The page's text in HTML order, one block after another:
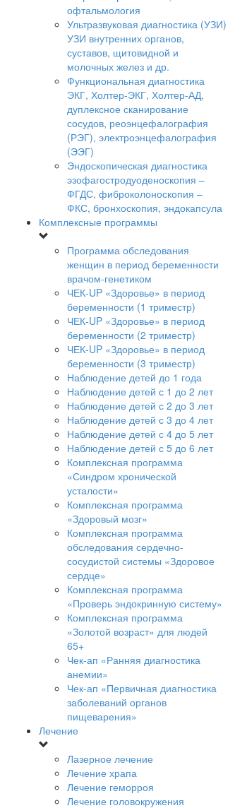
офтальмология
Ультразвуковая диагностика (УЗИ)
УЗИ внутренних органов,
суставов, щитовидной и
молочных желез и др.
Функциональная диагностика
ЭКГ, Холтер-ЭКГ, Холтер-АД,
дуплексное сканирование
сосудов, реоэнцефалография
(РЭГ), электроэнцефалография
(ЭЭГ)
Эндоскопическая диагностика
эзофагостродуоденоскопия –
ФГДС, фиброколоноскопия –
ФКС, бронхоскопия, эндокапсула
Комплексные программы
Программа обследования
женщин в период беременности
врачом-генетиком
ЧЕК-UP «Здоровье» в период
беременности (1 триместр)
ЧЕК-UP «Здоровье» в период
беременности (2 триместр)
ЧЕК-UP «Здоровье» в период
беременности (3 триместр)
Наблюдение детей до 1 года
Наблюдение детей с 1 до 2 лет
Наблюдение детей с 2 до 3 лет
Наблюдение детей с 3 до 4 лет
Наблюдение детей с 4 до 5 лет
Наблюдение детей с 5 до 6 лет
Комплексная программа
«Синдром хронической
усталости»
Комплексная программа
«Здоровый мозг»
Комплексная программа
обследования сердечно-
сосудистой системы «Здоровое
сердце»
Комплексная программа
«Проверь эндокринную систему»
Комплексная программа
«Золотой возраст» для людей
65+
Чек-ап «Ранняя диагностика
анемии»
Чек-ап «Первичная диагностика
заболеваний органов
пищеварения»
Лечение
Лазерное лечение
Лечение храпа
Лечение геморроя
Лечение головокружения